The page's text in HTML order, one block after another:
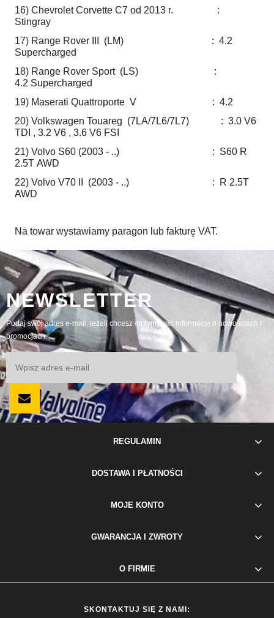
16) Chevrolet Corvette C7 od 2013 r. :
Stingray
17) Range Rover III (LM) : 4.2
Supercharged
18) Range Rover Sport (LS) :
4.2 Supercharged
19) Maserati Quattroporte V : 4.2
20) Volkswagen Touareg (7LA/7L6/7L7) : 3.0 V6
TDI , 3.2 V6 , 3.6 V6 FSI
21) Volvo S60 (2003 - ..) : S60 R
2.5T AWD
22) Volvo V70 II (2003 - ..) : R 2.5T
AWD
Na towar wystawiamy paragon lub fakturę VAT.
NEWSLETTER
Podaj swój adres e-mail, jeżeli chcesz otrzymywać informacje o nowościach i
promocjach.
REGULAMIN
DOSTAWA I PŁATNOŚCI
MOJE KONTO
GWARANCJA I ZWROTY
O FIRMIE
SKONTAKTUJ SIĘ Z NAMI: